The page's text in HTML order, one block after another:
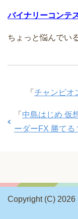
バイナリーコンテ
ちょっと悩んでいる
「 チャンピオ
「 中島はじめ 仮
ーダーFX 勝てる
Copyright (C) 2026